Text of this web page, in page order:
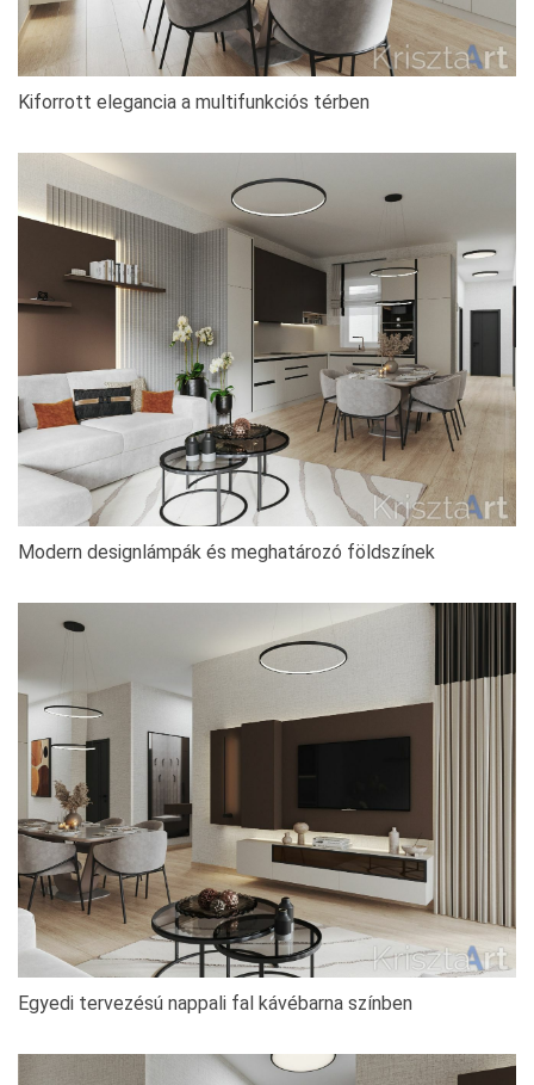
Kiforrott elegancia a multifunkciós térben
Modern designlámpák és meghatározó földszínek
Egyedi tervezésú nappali fal kávébarna színben